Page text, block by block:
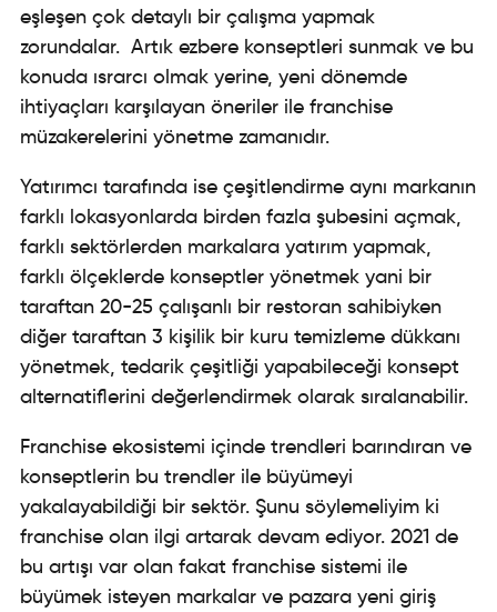
eşleşen çok detaylı bir çalışma yapmak
zorundalar. Artık ezbere konseptleri sunmak ve bu
konuda ısrarcı olmak yerine, yeni dönemde
ihtiyaçları karşılayan öneriler ile franchise
müzakerelerini yönetme zamanıdır.
Yatırımcı tarafında ise çeşitlendirme aynı markanın
farklı lokasyonlarda birden fazla şubesini açmak,
farklı sektörlerden markalara yatırım yapmak,
farklı ölçeklerde konseptler yönetmek yani bir
taraftan 20-25 çalışanlı bir restoran sahibiyken
diğer taraftan 3 kişilik bir kuru temizleme dükkanı
yönetmek, tedarik çeşitliği yapabileceği konsept
alternatiflerini değerlendirmek olarak sıralanabilir.
Franchise ekosistemi içinde trendleri barındıran ve
konseptlerin bu trendler ile büyümeyi
yakalayabildiği bir sektör. Şunu söylemeliyim ki
franchise olan ilgi artarak devam ediyor. 2021 de
bu artışı var olan fakat franchise sistemi ile
büyümek isteyen markalar ve pazara yeni giriş